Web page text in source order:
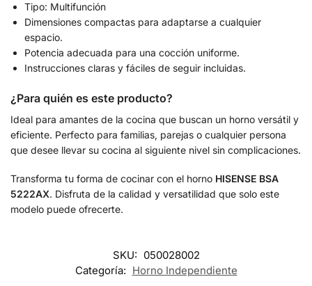
Tipo: Multifunción
Dimensiones compactas para adaptarse a cualquier
espacio.
Potencia adecuada para una cocción uniforme.
Instrucciones claras y fáciles de seguir incluidas.
¿Para quién es este producto?
Ideal para amantes de la cocina que buscan un horno versátil y
eficiente. Perfecto para familias, parejas o cualquier persona
que desee llevar su cocina al siguiente nivel sin complicaciones.
Transforma tu forma de cocinar con el horno HISENSE BSA
5222AX. Disfruta de la calidad y versatilidad que solo este
modelo puede ofrecerte.
SKU: 050028002
Categoría: Horno Independiente